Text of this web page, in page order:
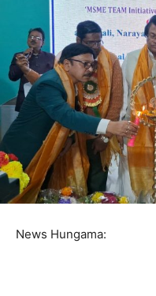
News Hungama: